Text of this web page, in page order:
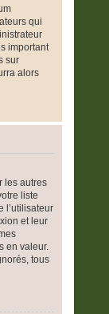
qui
important
sur
alors
les autres
liste
l’utilisateur
et leur
en valeur.
tous